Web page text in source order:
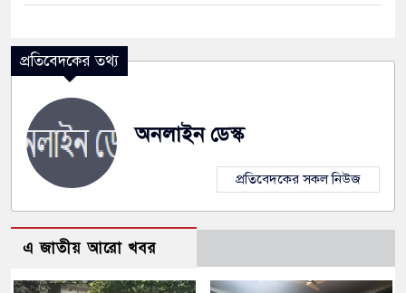
প্রতিবেদকের তথ্য
অনলাইন ডেস্ক
প্রতিবেদকের সকল নিউজ
এ জাতীয় আরো খবর